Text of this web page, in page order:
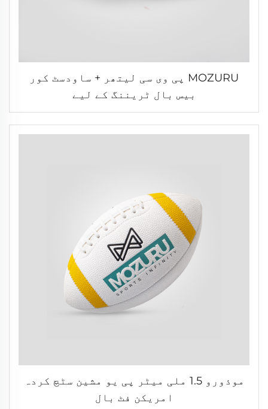
MOZURU پی وی سی لیتھر + ساودسٹ کور
بیس بال ٹریننگ کے لیے
موذورو 1.5 ملی میٹر پی یو مشین سٹچ کردہ
امریکن فٹ بال